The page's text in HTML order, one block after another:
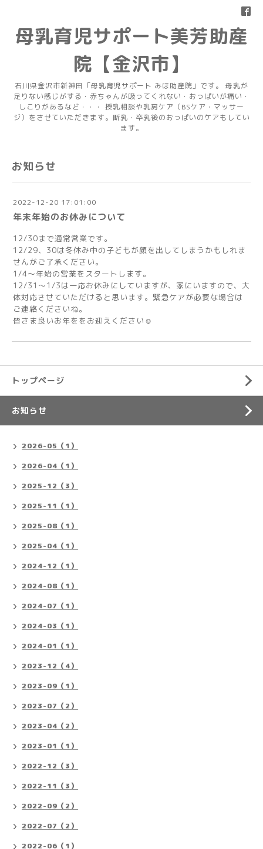
母乳育児サポート美芳助産
院【金沢市】
石川県金沢市新神田「母乳育児サポート みほ助産院」です。 母乳が
足りない感じがする・赤ちゃんが吸ってくれない・おっぱいが痛い・
しこりがあるなど・・・ 授乳相談や乳房ケア（BSケア・マッサー
ジ）をさせていただきます。断乳・卒乳後のおっぱいのケアもしてい
ます。
お知らせ
2022-12-20 17:01:00
年末年始のお休みについて
12/30まで通常営業です。
12/29、30は冬休み中の子どもが顔を出してしまうかもしれま
せんがご了承ください。
1/4〜年始の営業をスタートします。
12/31〜1/3は一応お休みにしていますが、家にいますので、大
体対応させていただけると思います。緊急ケアが必要な場合は
ご連絡くださいね。
皆さま良いお年ををお迎えください☺️
トップページ
お知らせ
2026-05（1）
2026-04（1）
2025-12（3）
2025-11（1）
2025-08（1）
2025-04（1）
2024-12（1）
2024-08（1）
2024-07（1）
2024-03（1）
2024-01（1）
2023-12（4）
2023-09（1）
2023-07（2）
2023-04（2）
2023-01（1）
2022-12（3）
2022-11（3）
2022-09（2）
2022-07（2）
2022-06（1）